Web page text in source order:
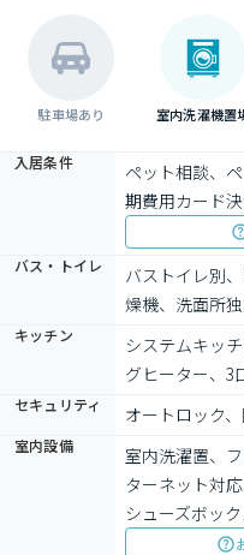
駐車場あり 室内洗濯機置
入居条件
ペット相談、
期費用カード
バス・トイレ
バストイレ別
燥機、洗面所
キッチン
システムキッ
グヒーター、3
セキュリティ オートロック
室内設備
室内洗濯置、
ターネット対
シューズボッ